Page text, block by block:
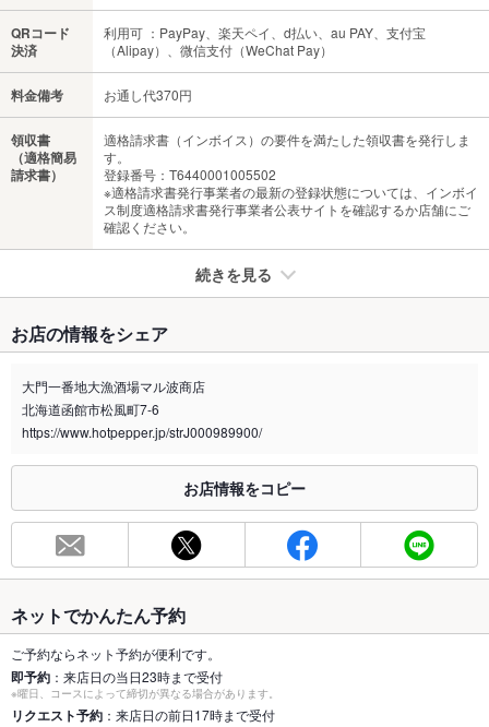
QRコード
決済
利用可 ：PayPay、楽天ペイ、d払い、au PAY、支付宝
（Alipay）、微信支付（WeChat Pay）
料金備考 お通し代370円
領収書
（適格簡易
請求書）
適格請求書（インボイス）の要件を満たした領収書を発行しま
す。
登録番号：T6440001005502
※適格請求書発行事業者の最新の登録状態については、インボイ
ス制度適格請求書発行事業者公表サイトを確認するか店舗にご
確認ください。
続きを見る
禁煙・喫煙
分煙（仕切りあり）
喫煙専用室 なし
合わせください。
お席
容人数
個室 なし
座敷 なし
お店の情報をシェア
大門一番地大漁酒場マル波商店
北海道函館市松風町7-6
https://www.hotpepper.jp/strJ000989900/
お店情報をコピー
ネットでかんたん予約
ご予約ならネット予約が便利です。
即予約 ：来店日の当日23時まで受付
※曜日、コースによって締切が異なる場合があります。
リクエスト予約 ：来店日の前日17時まで受付